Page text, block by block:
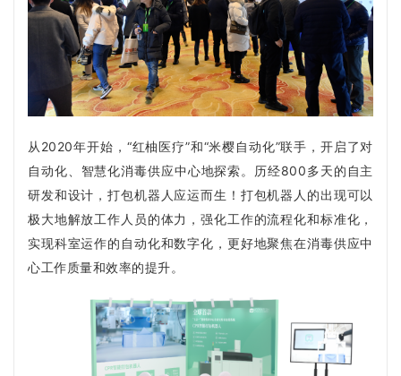
从2020年开始，“红柚医疗”和“米樱自动化”联手，开启了对
自动化、智慧化消毒供应中心地探索。
历经800多天的自主
研发和设计，打包机器人应运而生！打包机器人的出现可以
极大地解放工作人员的体力，强化工作的流程化和标准化，
实现科室运作的自动化和数字化，更好地聚焦在消毒供应中
心工作质量和效率的提升。